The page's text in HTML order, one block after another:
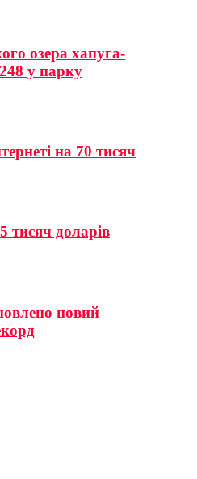
озера хапуга-
у парку
на 70 тисяч
тисяч доларів
новий